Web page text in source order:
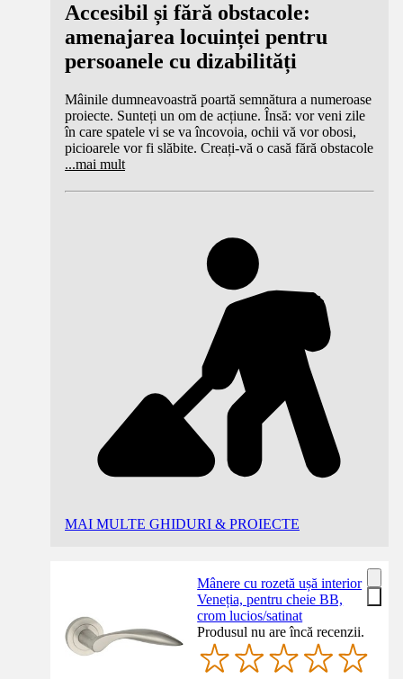
Accesibil și fără obstacole:
amenajarea locuinței pentru
persoanele cu dizabilități
Mâinile dumneavoastră poartă semnătura a numeroase
proiecte. Sunteți un om de acțiune. Însă: vor veni zile
în care spatele vi se va încovoia, ochii vă vor obosi,
picioarele vor fi slăbite. Creați-vă o casă fără obstacole
...mai mult
MAI MULTE GHIDURI & PROIECTE
Mânere cu rozetă ușă interior
Veneția, pentru cheie BB,
crom lucios/satinat
Produsul nu are încă recenzii.